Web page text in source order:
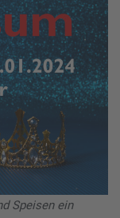
Speisen ein